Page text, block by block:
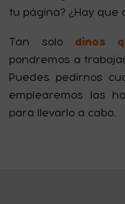
tu página? ¿Hay
Tan solo dinos
pondremos a
Puedes pedirnos
emplearemos las
para llevarlo a cabo.